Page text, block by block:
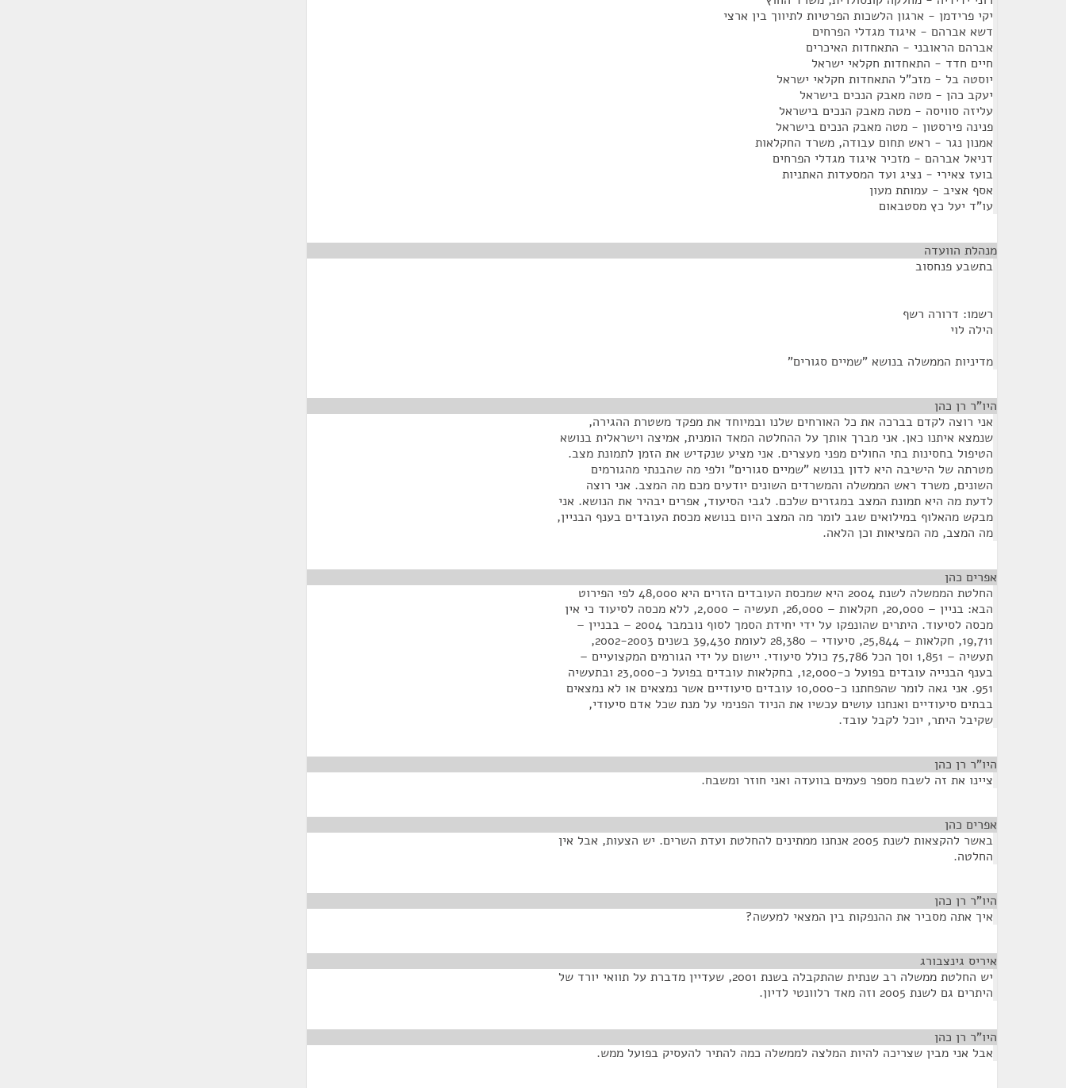
יקי פרידמן - ארגון הלשכות הפרטיות לתיווך בין ארצי
דשא אברהם - איגוד מגדלי הפרחים
אברהם הראובני - התאחדות האיכרים
חיים חדד - התאחדות חקלאי ישראל
יוסטה בל - מזכ"ל התאחדות חקלאי ישראל
יעקב כהן - מטה מאבק הנכים בישראל
עליזה סוויסה - מטה מאבק הנכים בישראל
פנינה פירסטון - מטה מאבק הנכים בישראל
אמנון נגר - ראש תחום עבודה, משרד החקלאות
דניאל אברהם - מזכיר איגוד מגדלי הפרחים
בועז צאירי - נציג ועד המסעדות האתניות
אסף אציב - עמותת מעון
עו"ד יעל כץ מסטבאום
מנהלת הוועדה
בתשבע פנחסוב
רשמו: דרורה רשף
הילה לוי
מדיניות הממשלה בנושא "שמיים סגורים"
היו"ר רן כהן
אני רוצה לקדם בברכה את כל האורחים שלנו ובמיוחד את מפקד משטרת ההגירה,
שנמצא איתנו כאן. אני מברך אותך על ההחלטה המאד הומנית, אמיצה וישראלית בנושא
הטיפול בחסינות בתי החולים מפני מעצרים. אני מציע שנקדיש את הזמן לתמונת מצב.
מטרתה של הישיבה היא לדון בנושא "שמיים סגורים" ולפי מה שהבנתי מהגורמים
השונים, משרד ראש הממשלה והמשרדים השונים יודעים מכם מה המצב. אני רוצה
לדעת מה היא תמונת המצב במגזרים שלכם. לגבי הסיעוד, אפרים יבהיר את הנושא. אני
מבקש מהאלוף במילואים שגב לומר מה המצב היום בנושא מכסת העובדים בענף הבניין,
מה המצב, מה המציאות וכן הלאה.
אפרים כהן
החלטת הממשלה לשנת 2004 היא שמכסת העובדים הזרים היא 48,000 לפי הפירוט
הבא: בניין – 20,000, חקלאות – 26,000, תעשיה – 2,000, ללא מכסה לסיעוד כי אין
מכסה לסיעוד. היתרים שהונפקו על ידי יחידת הסמך לסוף נובמבר 2004 – בבניין –
19,711, חקלאות – 25,844, סיעודי – 28,380 לעומת 39,430 בשנים 2002-2003,
תעשיה – 1,851 וסך הכל 75,786 כולל סיעודי. יישום על ידי הגורמים המקצועיים –
בענף הבנייה עובדים בפועל כ-12,000, בחקלאות עובדים בפועל כ-23,000 ובתעשיה
951. אני גאה לומר שהפחתנו כ-10,000 עובדים סיעודיים אשר נמצאים או לא נמצאים
בבתים סיעודיים ואנחנו עושים עכשיו את הניוד הפנימי על מנת שכל אדם סיעודי,
שקיבל היתר, יוכל לקבל עובד.
היו"ר רן כהן
ציינו את זה לשבח מספר פעמים בוועדה ואני חוזר ומשבח.
אפרים כהן
באשר להקצאות לשנת 2005 אנחנו ממתינים להחלטת ועדת השרים. יש הצעות, אבל אין
החלטה.
היו"ר רן כהן
איך אתה מסביר את ההנפקות בין המצאי למעשה?
איריס גינצבורג
יש החלטת ממשלה רב שנתית שהתקבלה בשנת 2001, שעדיין מדברת על תוואי יורד של
היתרים גם לשנת 2005 וזה מאד רלוונטי לדיון.
היו"ר רן כהן
אבל אני מבין שצריכה להיות המלצה לממשלה כמה להתיר להעסיק בפועל ממש.